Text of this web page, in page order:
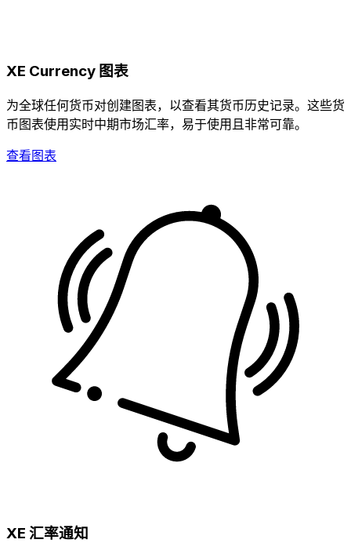
XE Currency 图表
为全球任何货币对创建图表，以查看其货币历史记录。这些货
币图表使用实时中期市场汇率，易于使用且非常可靠。
查看图表
XE 汇率通知